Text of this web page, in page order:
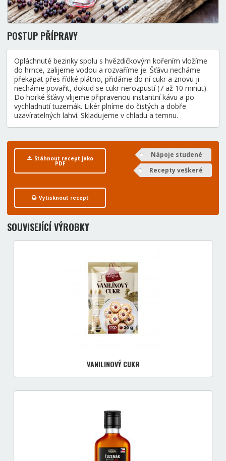
POSTUP PŘÍPRAVY
Opláchnuté bezinky spolu s hvězdičkovým kořením vložíme
do hrnce, zalijeme vodou a rozvaříme je. Šťávu necháme
překapat přes řídké plátno, přidáme do ní cukr a znovu ji
necháme povařit, dokud se cukr nerozpustí (7 až 10 minut).
Do horké šťávy vlijeme připravenou instantní kávu a po
vychladnutí tuzemák. Likér plníme do čistých a dobře
uzavíratelných lahví. Skladujeme v chladu a temnu.
Stáhnout recept jako
PDF
Vytisknout recept
Nápoje studené
Recepty veškeré
SOUVISEJÍCÍ VÝROBKY
VANILINOVÝ CUKR